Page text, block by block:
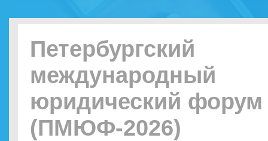
Петербургский
международный
юридический форум
(ПМЮФ-2026)